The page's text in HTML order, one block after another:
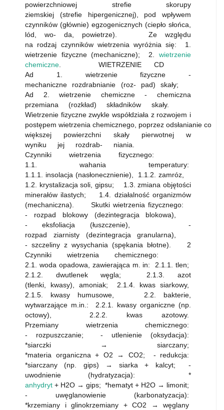
powierzchniowej strefie skorupy
ziemskiej (strefie hipergenicznej), pod wpływem
czynników (głównie) egzogenicznych (ciepło słońca,
lód, wo- da, powietrze). Ze względu
na rodzaj czynników wietrzenia wyróżnia się: 1.
wietrzenie fizyczne (mechaniczne); 2. wietrzenie
chemiczne . WIETRZENIE CD
Ad 1. wietrzenie fizyczne -
mechaniczne rozdrabnianie (roz- pad) skały;
Ad 2. wietrzenie chemiczne - chemiczna
przemiana (rozkład) składników skały.
Wietrzenie fizyczne zwykle współdziała z rozwojem i
postępem wietrzenia chemicznego, poprzez odsłanianie coraz
większej powierzchni skały pierwotnej w
wyniku jej rozdrab- niania.
Czynniki wietrzenia fizycznego:
1.1. wahania temperatury:
1.1.1. insolacja (nasłonecznienie), 1.1.2. zamróz,
1.2. krystalizacja soli, gipsu; 1.3. zmiana objętości
minerałów ilastych; 1.4. działalność organizmów
(mechaniczna). Skutki wietrzenia fizycznego:
- rozpad blokowy (dezintegracja blokowa),
- eksfoliacja (łuszczenie), -
rozpad ziarnisty (dezintegracja granularna),
- szczeliny z wysychania (spękania błotne). 2
Czynniki wietrzenia chemicznego:
2.1. woda opadowa, zawierająca m. in: 2.1.1. tlen;
2.1.2. dwutlenek węgla; 2.1.3. azot
(tlenki, kwasy), amoniak; 2.1.4. kwas siarkowy,
2.1.5. kwasy humusowe, 2.2. bakterie,
wytwarzające m.in.: 2.2.1. kwasy organiczne (np.
octowy), 2.2.2. kwas azotowy.
Przemiany wietrzenia chemicznego:
- rozpuszczanie; - utlenienie (oksydacja):
*siarczki → siarczany;
*materia organiczna + O2 → CO2; - redukcja:
*siarczany (np. gips) → siarka + kalcyt; -
uwodnienie (hydratyzacja): *
anhydryt + H2O → gips; *hematyt + H2O → limonit;
- uwęglanowienie (karbonatyzacja):
*krzemiany i glinokrzemiany + CO2 → węglany